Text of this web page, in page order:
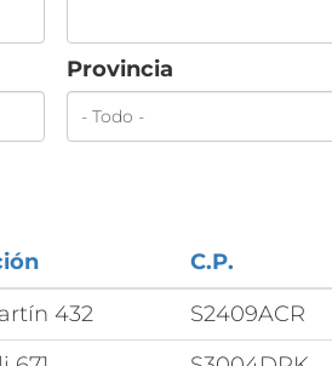
Provincia
C.P.
432 S2409ACR